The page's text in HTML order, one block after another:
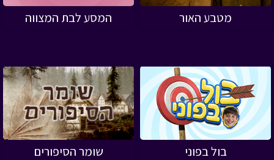
מטבע האור המסע לבת המצווה
בול בפוני שומר הסיפורים